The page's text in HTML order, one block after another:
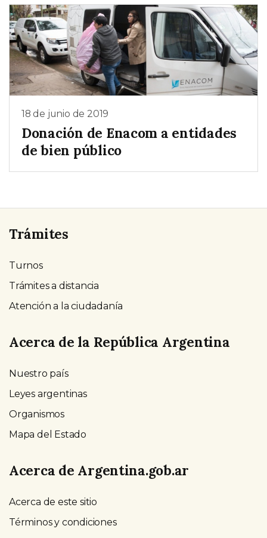
18 de junio de 2019
Donación de Enacom a entidades
de bien público
Trámites
Turnos
Trámites a distancia
Atención a la ciudadanía
Acerca de la República Argentina
Nuestro país
Leyes argentinas
Organismos
Mapa del Estado
Acerca de Argentina.gob.ar
Acerca de este sitio
Términos y condiciones